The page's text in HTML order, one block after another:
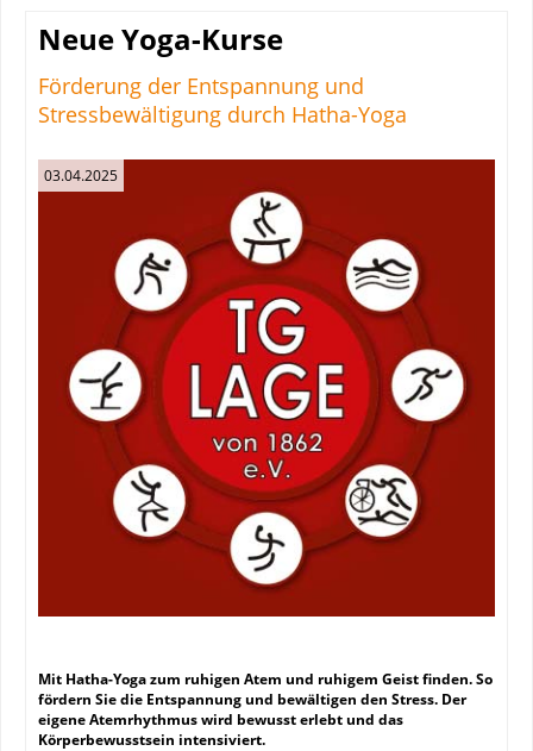
Neue Yoga-Kurse
Förderung der Entspannung und
Stressbewältigung durch Hatha-Yoga
03.04.2025
Mit Hatha-Yoga zum ruhigen Atem und ruhigem Geist finden. So
fördern Sie die Entspannung und bewältigen den Stress. Der
eigene Atemrhythmus wird bewusst erlebt und das
Körperbewusstsein intensiviert.